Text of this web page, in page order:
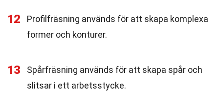
12
Profilfräsning används för att skapa komplexa
former och konturer.
13
Spårfräsning används för att skapa spår och
slitsar i ett arbetsstycke.